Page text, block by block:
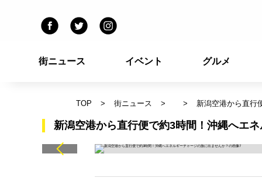
街ニュース イベント グルメ
TOP 街ニュース 新潟空港から直行
新潟空港から直行便で約3時間！沖縄へエ